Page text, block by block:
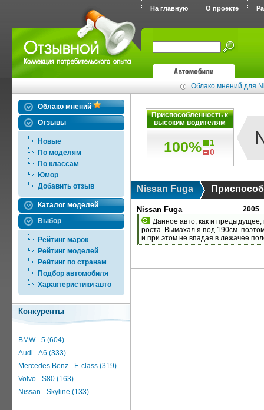
На главную О проекте
Облако мнений для
Облако мнений
Отзывы
Новые
По моделям
По классам
Юмор
Добавить отзыв
Каталог моделей
Выбор
Рейтинг марок
Рейтинг моделей
Рейтинг по странам
Подбор автомобиля
Характеристики авто
Конкуренты
BMW - 5 (604)
Audi - A6 (333)
Mercedes Benz - E-class (319)
Volvo - S80 (163)
Nissan - Skyline (133)
Приспособленность к
высоким водителям
100%
1
0
Nissan Fuga
Положительные отзывы
Nissan Fuga
2005
Данное авто, как и
роста. Вымахал я под 190см.
и при этом не впадая в лежачее